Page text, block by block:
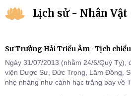
Lịch sử - Nhân Vật
Sư Trưởng Hải Triều Âm- Tịch
Ngày 31/07/2013 (nhằm 24/6/Quý Tỵ),
viện Dược Sư, Đức Trọng, Lâm Đồng,
nhẹ nhàng như cánh hạc trắng bay về